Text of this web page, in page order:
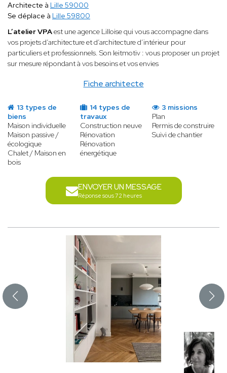
Fiche architecte
Architecte à Lille 59000
Se déplace à Lille 59800
L’atelier VPAest une agence Lilloise qui vous accompagne dans
vos projets d’architecture et d’architecture d’intérieur pour
particuliers et professionnels. Son leitmotiv : vous proposer un projet
sur mesure répondant à vos besoins et vos envies
13 types de
biens
Maison individuelle
Maison passive /
écologique
Chalet / Maison en
bois
14 types de
travaux
Construction neuve
Rénovation
Rénovation
énergétique
3 missions
Plan
Permis de construire
Suivi de chantier
ENVOYER UN MESSAGE
Réponse sous 72 heures